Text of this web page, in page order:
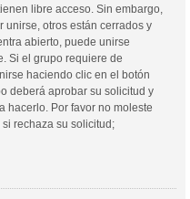
libre acceso. Sin embargo,
otros están cerrados y
abierto, puede unirse
Si el grupo requiere de
haciendo clic en el botón
deberá aprobar su solicitud y
hacerlo. Por favor no moleste
rechaza su solicitud;